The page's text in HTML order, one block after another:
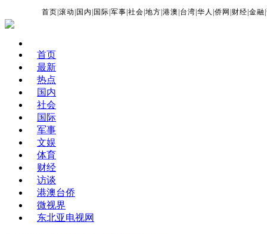
首页 |滚动 国内 国际 |军事 |社会 |地方 |港澳 台湾 |华人 |侨网 财经 |金融 |
首页
最新
热点
国内
社会
国际
军事
文娱
体育
财经
访谈
港澳台侨
微视界
东北亚电视网